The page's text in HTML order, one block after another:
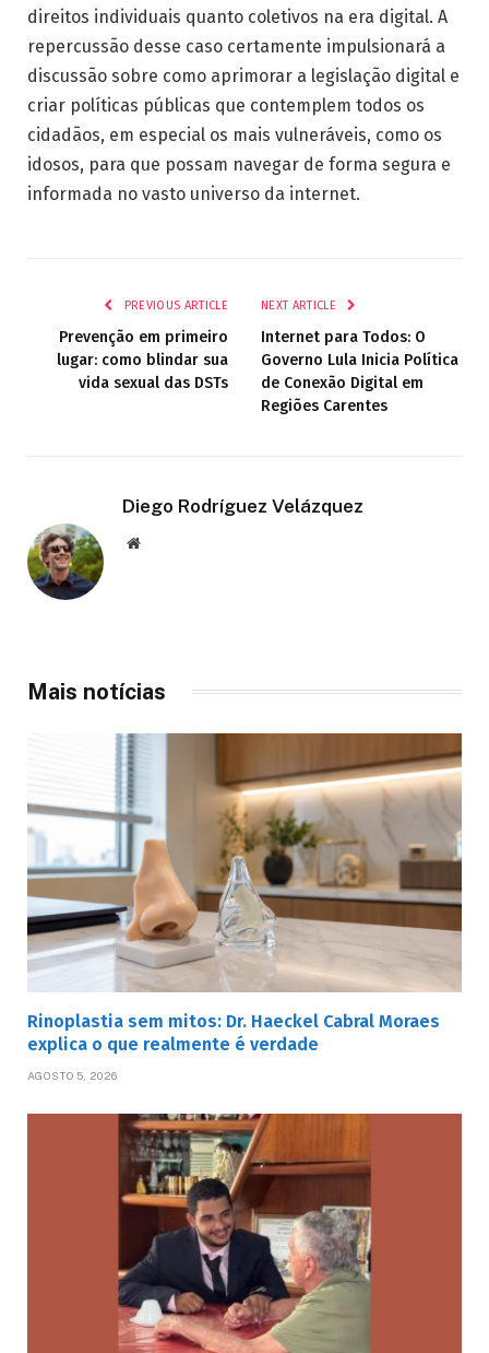
direitos individuais quanto coletivos na era digital. A
repercussão desse caso certamente impulsionará a
discussão sobre como aprimorar a legislação digital e
criar políticas públicas que contemplem todos os
cidadãos, em especial os mais vulneráveis, como os
idosos, para que possam navegar de forma segura e
informada no vasto universo da internet.
PREVIOUS ARTICLE
Prevenção em primeiro
lugar: como blindar sua
vida sexual das DSTs
NEXT ARTICLE
Internet para Todos: O
Governo Lula Inicia Política
de Conexão Digital em
Regiões Carentes
Diego Rodríguez Velázquez
Website
Mais notícias
Rinoplastia sem mitos: Dr. Haeckel Cabral Moraes
explica o que realmente é verdade
AGOSTO 5, 2026